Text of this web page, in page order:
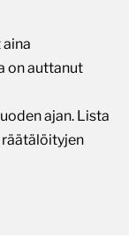
on auttanut
ajan. Lista